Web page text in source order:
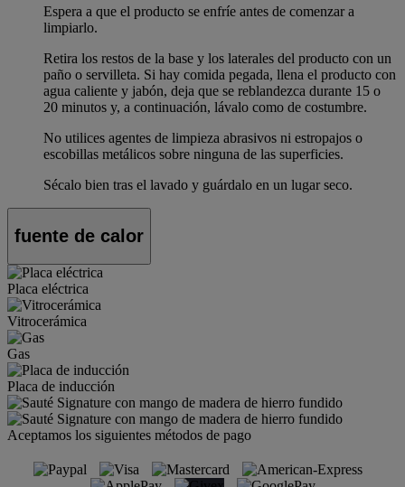
Espera a que el producto se enfríe antes de comenzar a
limpiarlo.
Retira los restos de la base y los laterales del producto con un
paño o servilleta. Si hay comida pegada, llena el producto con
agua caliente y jabón, deja que se reblandezca durante 15 o
20 minutos y, a continuación, lávalo como de costumbre.
No utilices agentes de limpieza abrasivos ni estropajos o
escobillas metálicos sobre ninguna de las superficies.
Sécalo bien tras el lavado y guárdalo en un lugar seco.
fuente de calor
Placa eléctrica
Vitrocerámica
Gas
Placa de inducción
Aceptamos los siguientes métodos de pago